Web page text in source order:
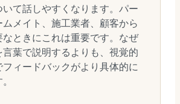
いて話しやすくなります。パー
ムメイト、施工業者、顧客から
なときにこれは重要です。なぜ
言葉で説明するよりも、視覚的
フィードバックがより具体的に